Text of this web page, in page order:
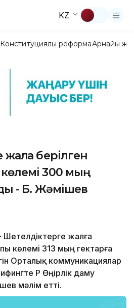
KZ
Конституциялық реформаАрнайы
берiлген
300 мың
- Б. Жәмiшев
Шетелдiктерге жалға
көлемi 313 мың гектарға
Орталық коммуникациялар
ҚР Өңiрлiк даму
мәлiм еттi.